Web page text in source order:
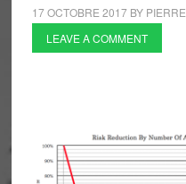
17 OCTOBRE 2017BY PIERRE
LEAVE A COMMENT